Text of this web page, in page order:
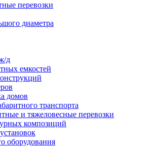
перевозки
диаметра
д
емкостей
домов
транспорта
и тяжеловесные перевозки
композиций
оборудования